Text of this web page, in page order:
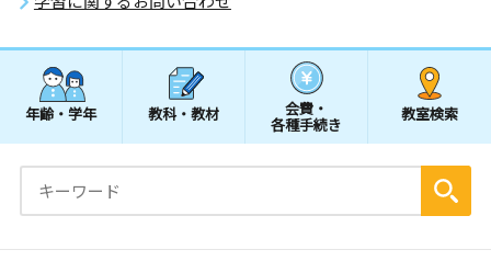
年齢・学年 教科・教材 会費・
各種手続き
教室検索